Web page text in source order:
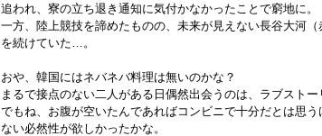
追われ、寮の立ち退き通知に気付かなかったことで窮地に。
一方、陸上競技を諦めたものの、未来が見えない長谷大河
を続けていた…。
おや、韓国にはネバネバ料理は無いのかな？
まるで接点のない二人がある日偶然出会うのは、ラブストー
でもね、お腹が空いたんであればコンビニで十分だとは思
ない必然性が欲しかったかな。